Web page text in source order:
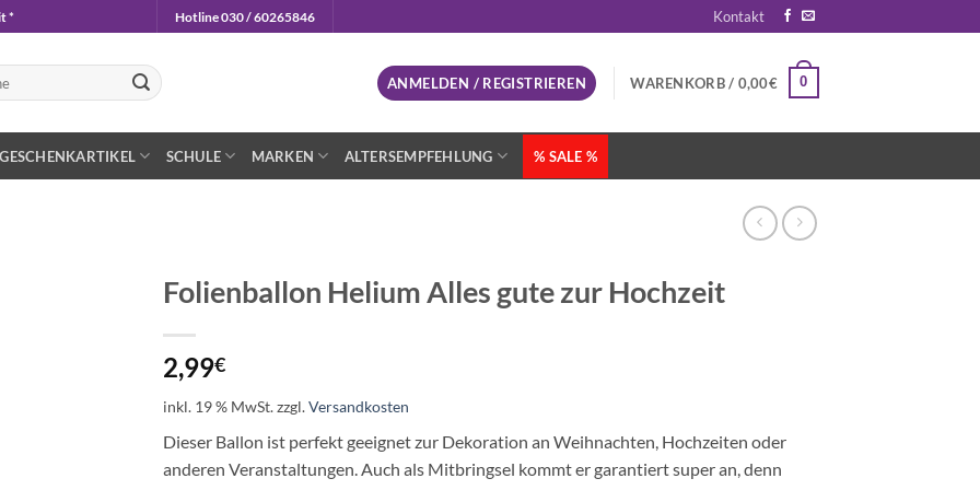
* Hotline 030 / 60265846 Kontakt
ANMELDEN / REGISTRIEREN WARENKORB / 0,00€ 0
GESCHENKARTIKEL SCHULE MARKEN ALTERSEMPFEHLUNG % SALE %
Folienballon Helium Alles gute zur Hochzeit
2,99€
inkl. 19 % MwSt.zzgl.Versandkosten
Dieser Ballon ist perfekt geeignet zur Dekoration an Weihnachten, Hochzeiten oder
anderen Veranstaltungen. Auch als Mitbringsel kommt er garantiert super an, denn